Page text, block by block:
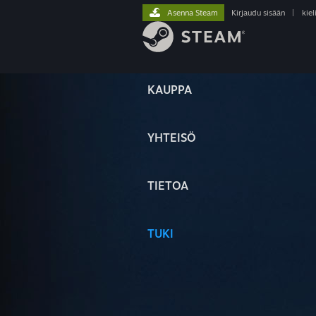
KAUPPA
YHTEISÖ
TIETOA
TUKI
Asenna Steam Kirjaudu sisään kieli